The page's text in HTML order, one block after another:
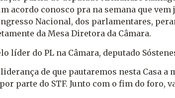
acordo conosco pra na semana que
Nacional, dos parlamentares,
da Mesa Diretora da Câmara.
líder do PL na Câmara, deputado
de que pautaremos nesta Casa
parte do STF. Junto com o fim do foro,